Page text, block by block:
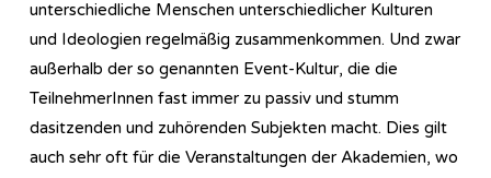
unterschiedliche Menschen unterschiedlicher Kulturen
und Ideologien regelmäßig zusammenkommen. Und zwar
außerhalb der so genannten Event-Kultur, die die
TeilnehmerInnen fast immer zu passiv und stumm
dasitzenden und zuhörenden Subjekten macht. Dies gilt
auch sehr oft für die Veranstaltungen der Akademien, wo